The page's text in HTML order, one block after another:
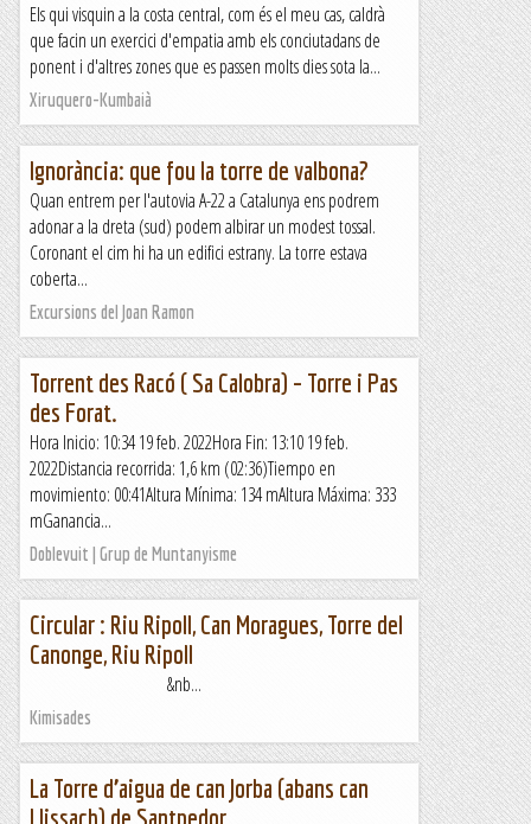
Els qui visquin a la costa central, com és el meu cas, caldrà
que facin un exercici d'empatia amb els conciutadans de
ponent i d'altres zones que es passen molts dies sota la...
Xiruquero-Kumbaià
Ignorància: que fou la torre de valbona?
Quan entrem per l'autovia A-22 a Catalunya ens podrem
adonar a la dreta (sud) podem albirar un modest tossal.
Coronant el cim hi ha un edifici estrany. La torre estava
coberta...
Excursions del Joan Ramon
Torrent des Racó ( Sa Calobra) – Torre i Pas
des Forat.
Hora Inicio: 10:34 19 feb. 2022Hora Fin: 13:10 19 feb.
2022Distancia recorrida: 1,6 km (02:36)Tiempo en
movimiento: 00:41Altura Mínima: 134 mAltura Máxima: 333
mGanancia...
Doblevuit | Grup de Muntanyisme
Circular : Riu Ripoll, Can Moragues, Torre del
Canonge, Riu Ripoll
&nb...
Kimisades
La Torre d’aigua de can Jorba (abans can
Llissach) de Santpedor